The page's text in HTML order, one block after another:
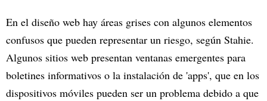
En el diseño web hay áreas grises con algunos elementos
confusos que pueden representar un riesgo, según Stahie.
Algunos sitios web presentan ventanas emergentes para
boletines informativos o la instalación de 'apps', que en los
dispositivos móviles pueden ser un problema debido a que